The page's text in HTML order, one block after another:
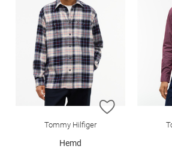
ZUR
Tommy Hilfiger
Hemd